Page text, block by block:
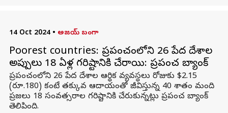
14 Oct 2024 • అజయ్ బంగా
Poorest countries: ప్రపంచంలోని 26 పేద దేశాల
అప్పులు 18 ఏళ్ల గరిష్టానికి చేరాయి: ప్రపంచ బ్యాంక్
ప్రపంచంలోని 26 పేద దేశాల ఆర్థిక వ్యవస్థలు రోజుకు $2.15
(రూ.180) కంటే తక్కువ ఆదాయంతో జీవిస్తున్న 40 శాతం మంది
ప్రజలు 18 సంవత్సరాల గరిష్టానికి చేరుకున్నట్లు ప్రపంచ బ్యాంక్
తెలిపింది.